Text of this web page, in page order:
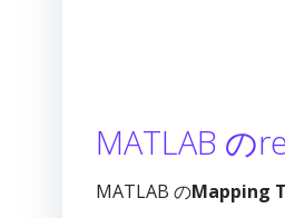
MATLAB の
MATLAB のMapping